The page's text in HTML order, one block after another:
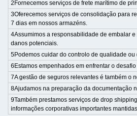
2Fornecemos serviços de frete marítimo de
3Oferecemos serviços de consolidação para
7 dias em nossos armazéns.
4Assumimos a responsabilidade de embalar
danos potenciais.
5Podemos cuidar do controlo de qualidade
6Estamos empenhados em enfrentar o
7A gestão de seguros relevantes é também o
8Ajudamos na preparação da documentação
9Também prestamos serviços de drop
informações corporativas importantes